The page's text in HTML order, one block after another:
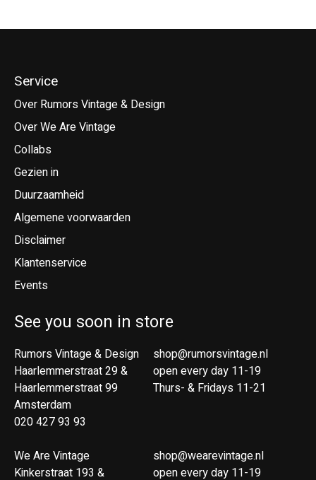
Service
Over Rumors Vintage & Design
Over We Are Vintage
Collabs
Gezien in
Duurzaamheid
Algemene voorwaarden
Disclaimer
Klantenservice
Events
See you soon in store
Rumors Vintage & Design
Haarlemmerstraat 29 &
Haarlemmerstraat 99
Amsterdam
020 427 93 93
We Are Vintage
Kinkerstraat 193 &
shop@rumorsvintage.nl
open every day 11-19
Thurs- & Fridays 11-21
shop@wearevintage.nl
open every day 11-19